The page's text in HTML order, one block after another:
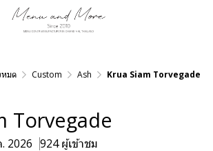
มด Custom Ash Krua Siam Torvegade
Torvegade
2026 924 ผู้เข้าชม